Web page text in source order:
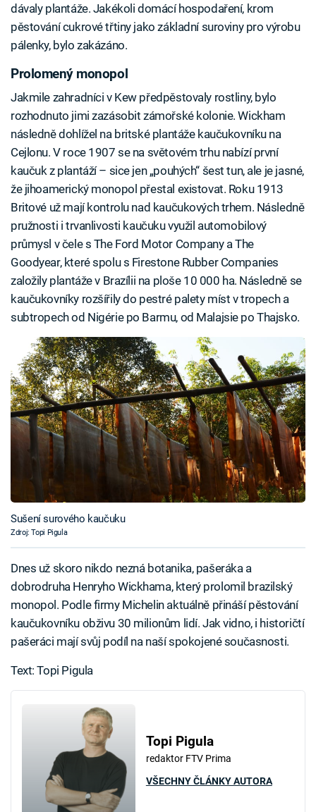
dávaly plantáže. Jakékoli domácí hospodaření, krom
pěstování cukrové třtiny jako základní suroviny pro výrobu
pálenky, bylo zakázáno.
Prolomený monopol
Jakmile zahradníci v Kew předpěstovaly rostliny, bylo
rozhodnuto jimi zazásobit zámořské kolonie. Wickham
následně dohlížel na britské plantáže kaučukovníku na
Cejlonu. V roce 1907 se na světovém trhu nabízí první
kaučuk z plantáží – sice jen „pouhých“ šest tun, ale je jasné,
že jihoamerický monopol přestal existovat. Roku 1913
Britové už mají kontrolu nad kaučukových trhem. Následně
pružnosti i trvanlivosti kaučuku využil automobilový
průmysl v čele s The Ford Motor Company a The
Goodyear, které spolu s Firestone Rubber Companies
založily plantáže v Brazílii na ploše 10 000 ha. Následně se
kaučukovníky rozšířily do pestré palety míst v tropech a
subtropech od Nigérie po Barmu, od Malajsie po Thajsko.
Sušení surového kaučuku
Zdroj: Topi Pigula
Dnes už skoro nikdo nezná botanika, pašeráka a
dobrodruha Henryho Wickhama, který prolomil brazilský
monopol. Podle firmy Michelin aktuálně přináší pěstování
kaučukovníku obživu 30 milionům lidí. Jak vidno, i historičtí
pašeráci mají svůj podíl na naší spokojené současnosti.
Text: Topi Pigula
Topi Pigula
redaktor FTV Prima
VŠECHNY ČLÁNKY AUTORA